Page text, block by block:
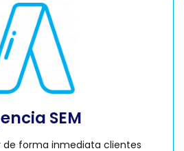
SEM
de forma inmediata clientes